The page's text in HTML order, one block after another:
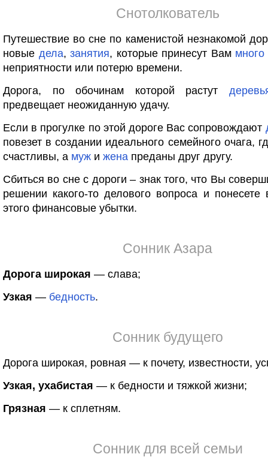
Снотолкователь
Путешествие во сне по каменистой незнакомой
новые дела, занятия, которые принесут Вам много
неприятности или потерю времени.
Дорога, по обочинам которой растут
предвещает неожиданную удачу.
Если в прогулке по этой дороге Вас сопровождают
повезет в создании идеального семейного очага,
счастливы, а муж и жена преданы друг другу.
Сбиться во сне с дороги – знак того, что Вы
решении какого-то делового вопроса и понесете
этого финансовые убытки.
Сонник Азара
Дорога широкая — слава;
Узкая — бедность.
Сонник будущего
Дорога широкая, ровная — к почету, известности,
Узкая, ухабистая — к бедности и тяжкой жизни;
Грязная — к сплетням.
Сонник для всей семьи